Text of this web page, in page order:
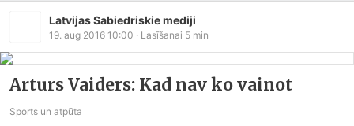
Latvijas Sabiedriskie mediji
19. aug 2016 10:00 · Lasīšanai 5 min
Arturs Vaiders: Kad nav ko vainot
Sports un atpūta